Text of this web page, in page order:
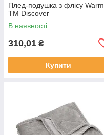
Плед-подушка з флісу Warm,
TM Discover
В наявності
310,01 ₴
Купити